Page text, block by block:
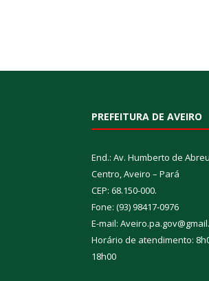
PREFEITURA DE AVEIRO
End.: Av. Humberto de
Centro, Aveiro – Pará
CEP: 68.150-000.
Fone: (93) 98417-0976
E-mail:
Horário de atendimento:
18h00